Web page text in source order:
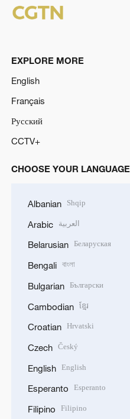
EXPLORE MORE
English
Français
Русский
CCTV+
CHOOSE YOUR LANGUAGE
Albanian Shqip
Arabic العربية
Belarusian Беларуская
Bengali বাংলা
Bulgarian Български
Cambodian ខ្មែរ
Croatian Hrvatski
Czech Český
English English
Esperanto Esperanto
Filipino Filipino